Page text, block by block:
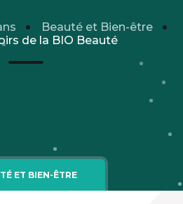
données
Beauté et Bien-être
de la BIO Beauté
ET BIEN-ÊTRE